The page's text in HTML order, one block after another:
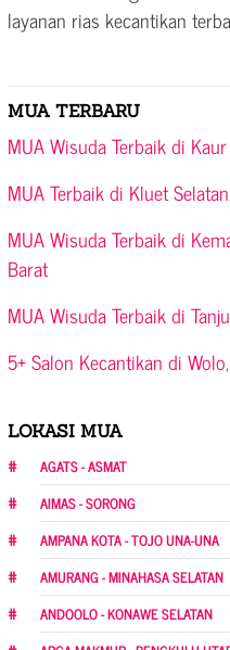
layanan rias kecantikan
MUA TERBARU
MUA Wisuda Terbaik di Kaur
MUA Terbaik di Kluet
MUA Wisuda Terbaik di
Barat
MUA Wisuda Terbaik di
5+ Salon Kecantikan di
LOKASI MUA
AGATS - ASMAT
AIMAS - SORONG
AMPANA KOTA - TOJO UNA-UNA
AMURANG - MINAHASA SELATAN
ANDOOLO - KONAWE SELATAN